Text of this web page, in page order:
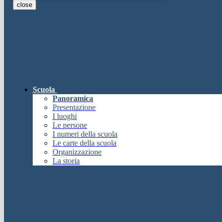
Chiudi
Informazione
Attendere...
Attendere il completamento dell'operazione...
close
Scuola
Panoramica
Presentazione
I luoghi
Le persone
I numeri della scuola
Le carte della scuola
Organizzazione
La storia